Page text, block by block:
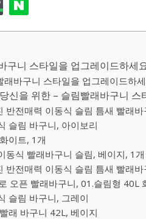
구니 스타일을 업그레이드하세
래바구니 스타일을 업그레이드하
신을 위한 – 슬림빨래바구니 스
반전매력 이동식 슬림 틈새 빨래바
슬림 바구니, 아이보리
이트, 1개
동식 빨래바구니 슬림, 베이지, 1개
반전매력 이동식 슬림 틈새 빨래바
오픈 빨래바구니, 01.슬림형 40L
슬림 바구니, 그레이
래 바구니 42L, 베이지